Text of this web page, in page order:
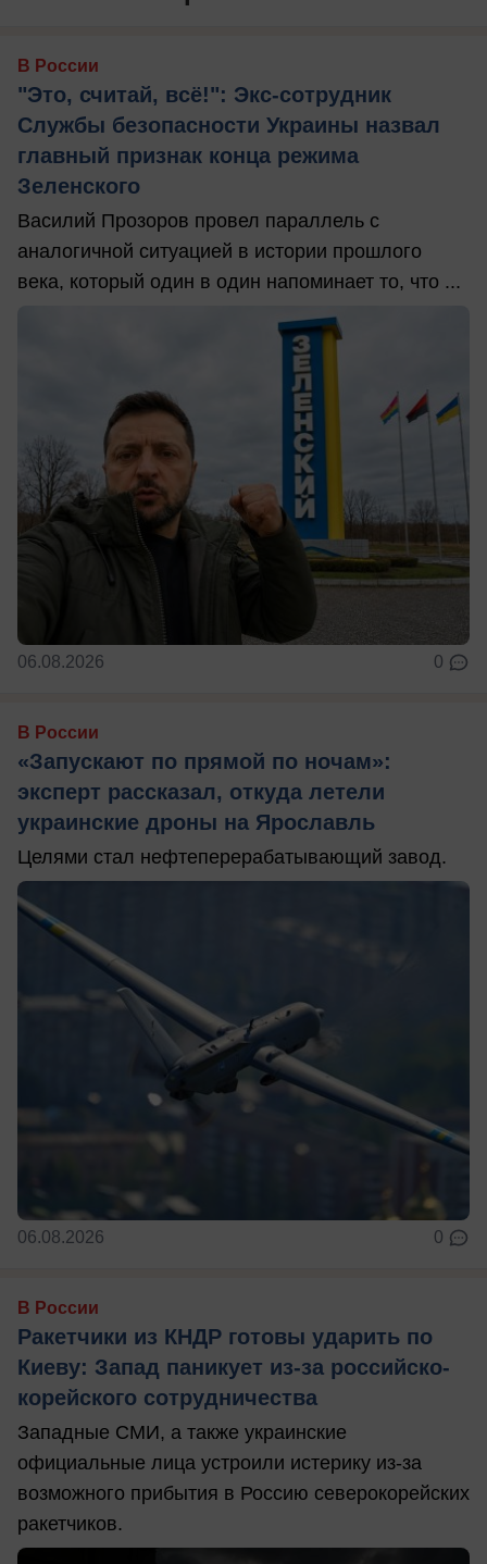
В России
"Это, считай, всё!": Экс-сотрудник
Службы безопасности Украины назвал
главный признак конца режима
Зеленского
Василий Прозоров провел параллель с
аналогичной ситуацией в истории прошлого
века, который один в один напоминает то, что ...
06.08.2026 0
В России
«Запускают по прямой по ночам»:
эксперт рассказал, откуда летели
украинские дроны на Ярославль
Целями стал нефтеперерабатывающий завод.
06.08.2026 0
В России
Ракетчики из КНДР готовы ударить по
Киеву: Запад паникует из-за российско-
корейского сотрудничества
Западные СМИ, а также украинские
официальные лица устроили истерику из-за
возможного прибытия в Россию северокорейских
ракетчиков.